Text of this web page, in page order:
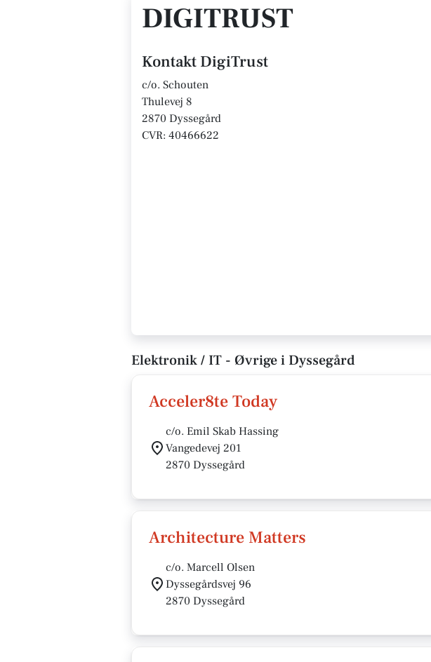
DIGITRUST
Kontakt DigiTrust
c/o. Schouten
Thulevej 8
2870 Dyssegård
CVR: 40466622
Elektronik / IT - Øvrige i Dyssegård
Acceler8te Today
c/o. Emil Skab Hassing
Vangedevej 201
2870 Dyssegård
Architecture Matters
c/o. Marcell Olsen
Dyssegårdsvej 96
2870 Dyssegård